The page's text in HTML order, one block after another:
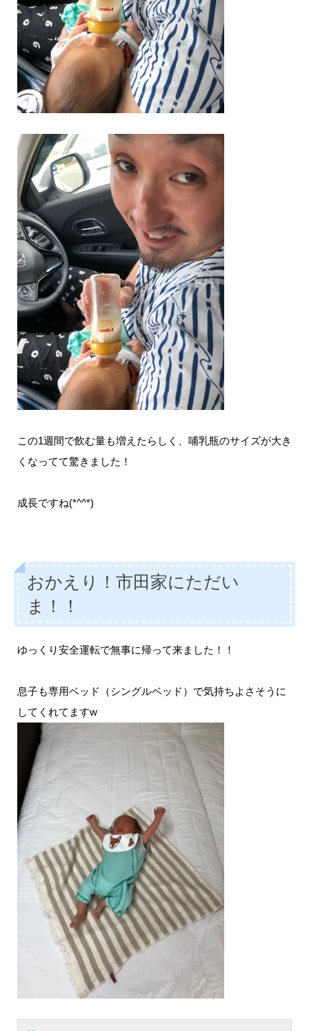
この1週間で飲む量も増えたらしく、哺乳瓶のサイズが大き
くなってて驚きました！
成長ですね(*^^*)
おかえり！市田家にただい
ま！！
ゆっくり安全運転で無事に帰って来ました！！
息子も専用ベッド（シングルベッド）で気持ちよさそうに
してくれてますw